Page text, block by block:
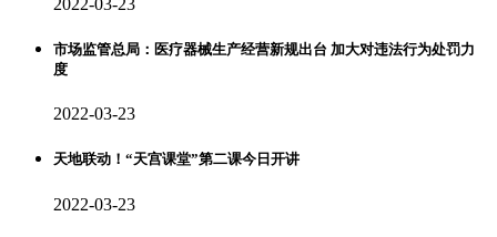
市场监管总局：医疗器械生产经营新规出台 加大对违法行为处罚力
度
2022-03-23
天地联动！“天宫课堂”第二课今日开讲
2022-03-23